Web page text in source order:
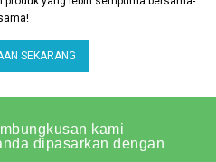
SEKARANG
kami
dipasarkan dengan